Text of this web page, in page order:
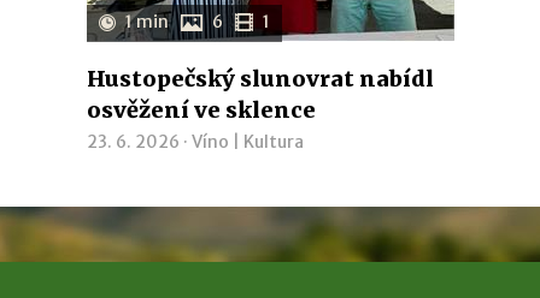
1 min 6 1
Hustopečský slunovrat nabídl
osvěžení ve sklence
23. 6. 2026 · Víno Kultura